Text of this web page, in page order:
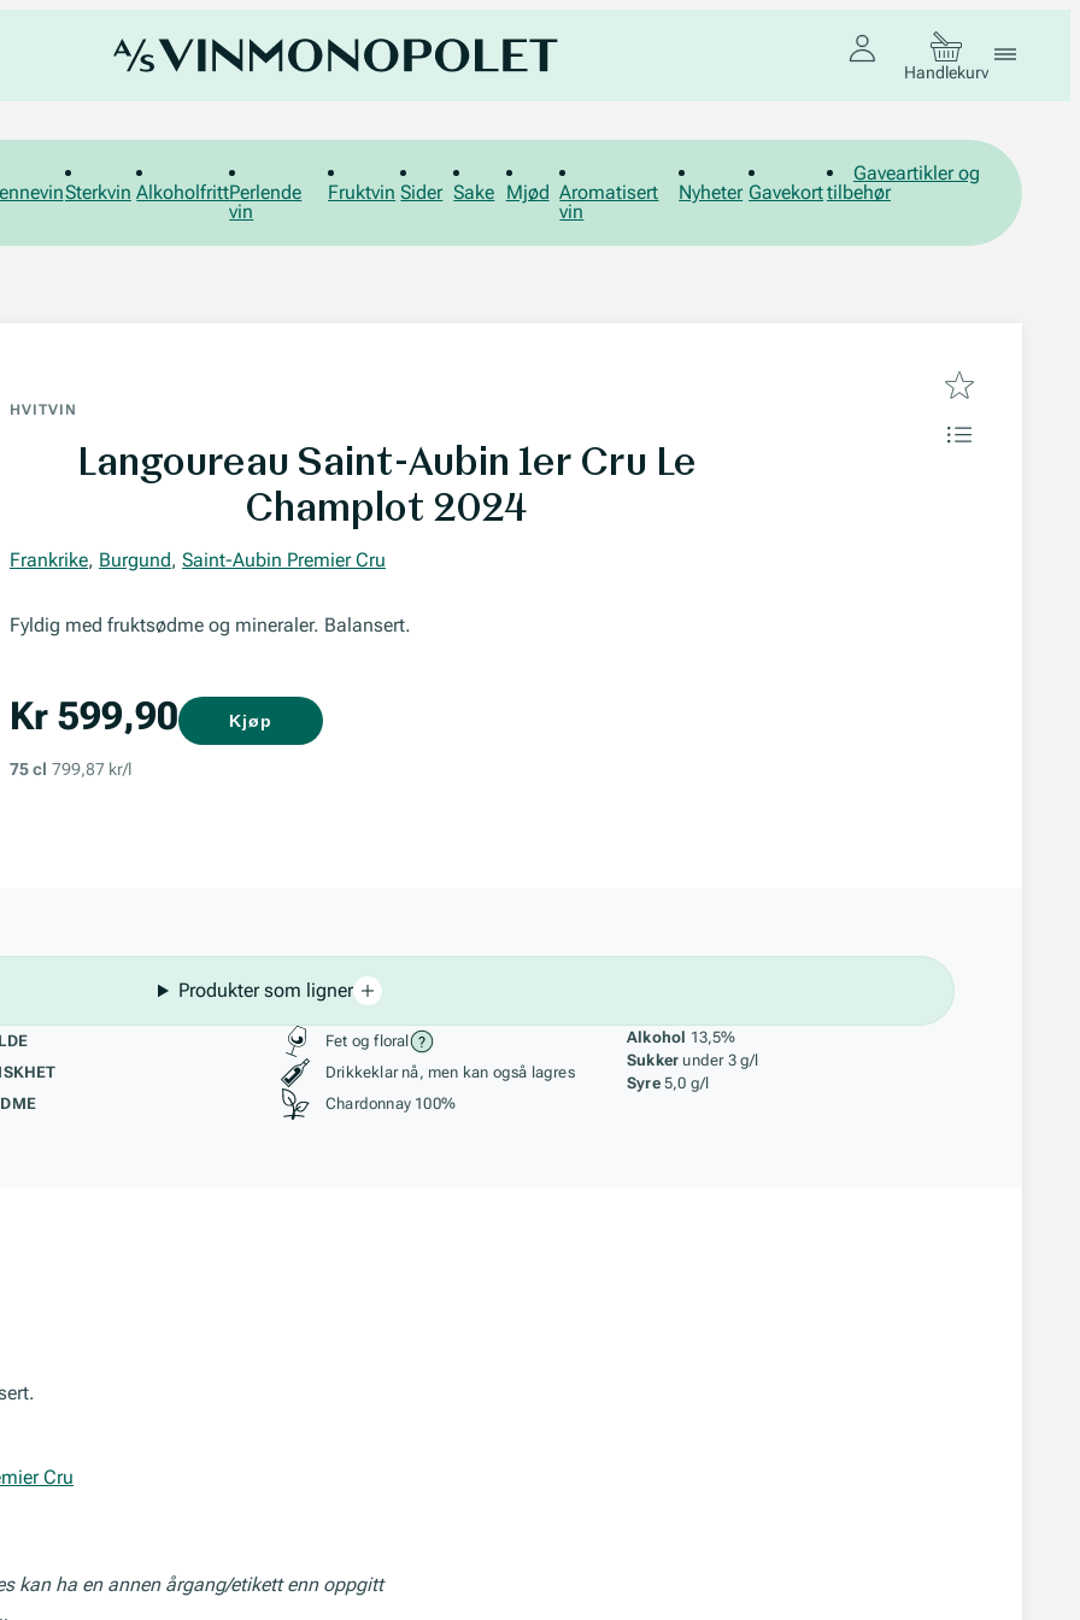
Handlekurv
Sterkvin AlkoholfrittPerlende
vin
Fruktvin Sider Sake Mjød Aromatisert
vin
Nyheter Gavekort
Gaveartikler og
tilbehør
HVITVIN
Langoureau Saint-Aubin 1er Cru Le
Champlot 2024
Frankrike, Burgund, Saint-Aubin Premier Cru
Fyldig med fruktsødme og mineraler. Balansert.
Kr 599,90
75 cl 799,87 kr/l
Kjøp
Produkter som ligner
Stil, lagring og råstoff
Fet og floral
Drikkeklar nå, men kan også lagres
Chardonnay 100%
Alkohol 13,5%
Sukker under 3 g/l
Syre 5,0 g/l
Cru
kan ha en annen årgang/etikett enn oppgitt